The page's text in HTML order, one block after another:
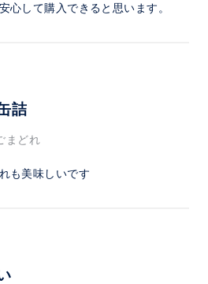
心して購入できると思います。
詰
まどれ
も美味しいです